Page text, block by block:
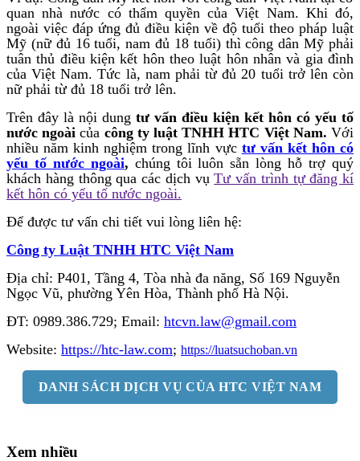
quan nhà nước có thẩm quyền của Việt Nam. Khi đó,
ngoài việc đáp ứng đủ điều kiện về độ tuổi theo pháp luật
Mỹ (nữ đủ 16 tuổi, nam đủ 18 tuổi) thì công dân Mỹ phải
tuân thủ điều kiện kết hôn theo luật hôn nhân và gia đình
của Việt Nam. Tức là, nam phải từ đủ 20 tuổi trở lên còn
nữ phải từ đủ 18 tuổi trở lên.
Trên đây là nội dung tư vấn điều kiện kết hôn có yếu tố
nước ngoàicủa công ty luật TNHH HTC Việt Nam.Với
nhiều năm kinh nghiệm trong lĩnh vực tư vấn kết hôn có
yếu tố nước ngoài, chúng tôi luôn sẵn lòng hỗ trợ quý
khách hàng thông qua các dịch vụTư vấn trình tự đăng kí
kết hôn có yếu tố nước ngoài.
Để được tư vấn chi tiết vui lòng liên hệ:
Công ty Luật TNHH HTC Việt Nam
Địa chỉ: P401, Tầng 4, Tòa nhà đa năng, Số 169 Nguyễn
Ngọc Vũ, phường Yên Hòa, Thành phố Hà Nội.
ĐT: 0989.386.729; Email: htcvn.law@gmail.com
Website: https://htc-law.com; https://luatsuchoban.vn
DANH SÁCH DỊCH VỤ CỦA HTC VIỆT NAM
Xem nhiều